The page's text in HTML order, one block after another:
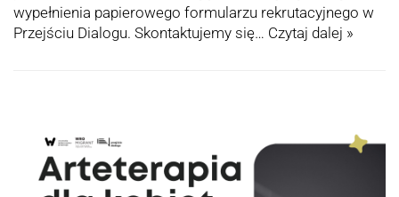
wypełnienia papierowego formularzu rekrutacyjnego w
Przejściu Dialogu. Skontaktujemy się… Czytaj dalej »